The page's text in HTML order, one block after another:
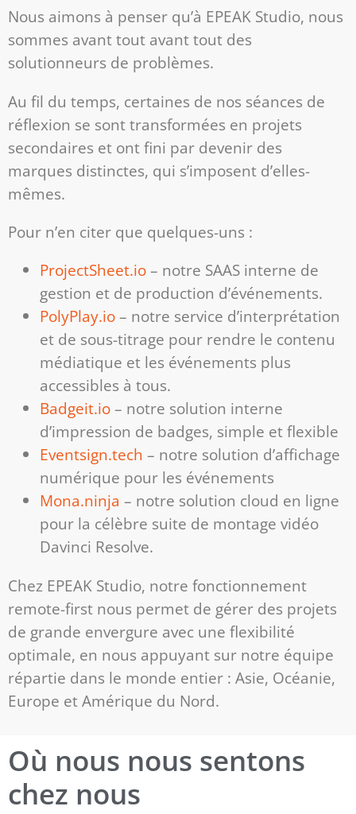
Nous aimons à penser qu’à EPEAK Studio, nous
sommes avant tout avant tout des
solutionneurs de problèmes.
Au fil du temps, certaines de nos séances de
réflexion se sont transformées en projets
secondaires et ont fini par devenir des
marques distinctes, qui s’imposent d’elles-
mêmes.
Pour n’en citer que quelques-uns :
ProjectSheet.io– notre SAAS interne de
gestion et de production d’événements.
PolyPlay.io– notre service d’interprétation
et de sous-titrage pour rendre le contenu
médiatique et les événements plus
accessibles à tous.
Badgeit.io– notre solution interne
d’impression de badges, simple et flexible
Eventsign.tech – notre solution d’affichage
numérique pour les événements
Mona.ninja – notre solution cloud en ligne
pour la célèbre suite de montage vidéo
Davinci Resolve.
Chez EPEAK Studio, notre fonctionnement
remote-first nous permet de gérer des projets
de grande envergure avec une flexibilité
optimale, en nous appuyant sur notre équipe
répartie dans le monde entier : Asie, Océanie,
Europe et Amérique du Nord.
Où nous nous sentons
chez nous